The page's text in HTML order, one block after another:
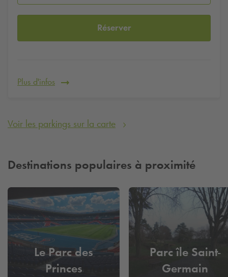
Réserver
Plus d'infos
Voir les parkings sur la carte
Destinations populaires à proximité
Le Parc des
Princes
Parc île Saint-
Germain